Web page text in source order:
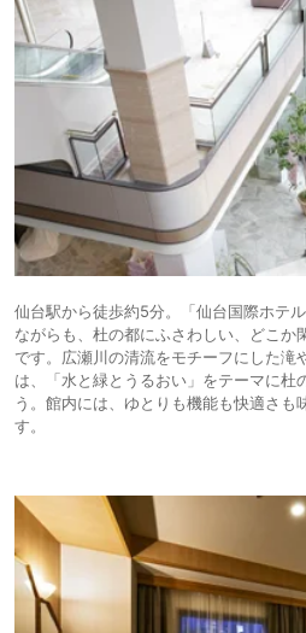
仙台駅から徒歩約5分。「仙台国際ホテ
ながらも、杜の都にふさわしい、どこか
です。広瀬川の清流をモチーフにした滝
は、「水と緑とうるおい」をテーマに杜
う。館内には、ゆとりも機能も快適さも
す。